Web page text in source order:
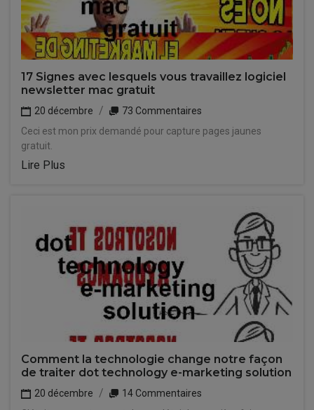
17 Signes avec lesquels vous travaillez logiciel
newsletter mac gratuit
20 décembre
73 Commentaires
Ceci est mon prix demandé pour capture pages jaunes
gratuit.
Lire Plus
Comment la technologie change notre façon
de traiter dot technology e-marketing solution
20 décembre
14 Commentaires